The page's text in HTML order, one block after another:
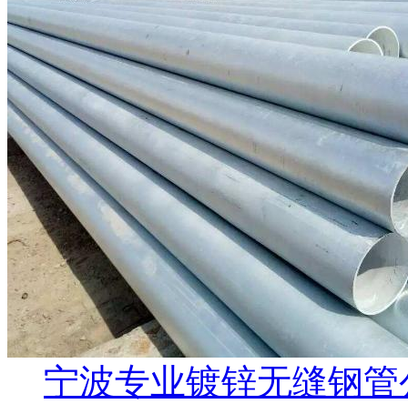
宁波专业镀锌无缝钢管